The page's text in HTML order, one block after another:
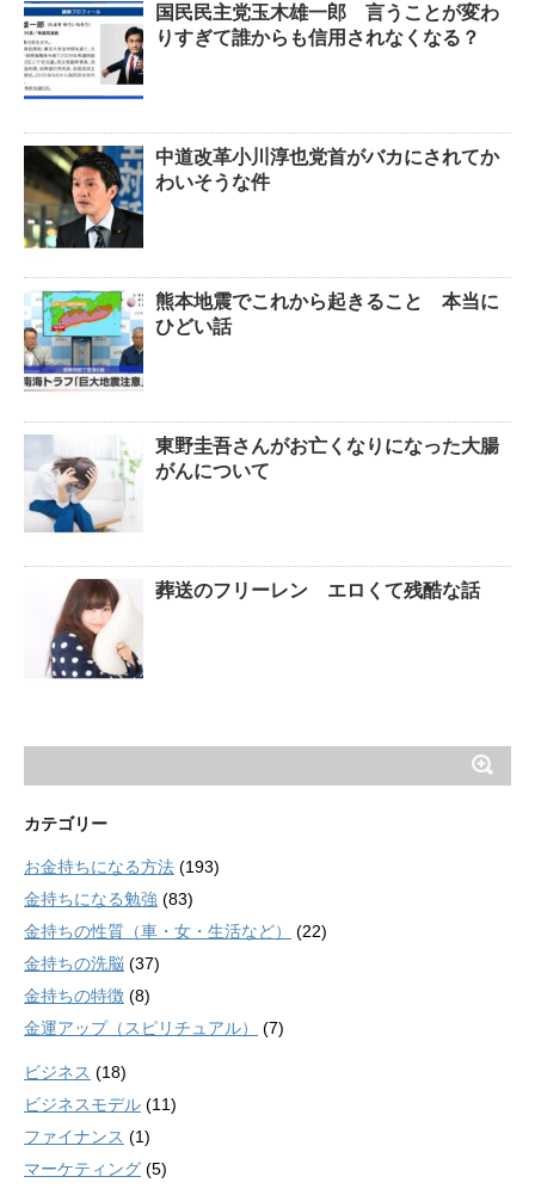
国民民主党玉木雄一郎 言うことが変わ
りすぎて誰からも信用されなくなる？
中道改革小川淳也党首がバカにされてか
わいそうな件
熊本地震でこれから起きること 本当に
ひどい話
東野圭吾さんがお亡くなりになった大腸
がんについて
葬送のフリーレン エロくて残酷な話
カテゴリー
お金持ちになる方法 (193)
金持ちになる勉強 (83)
金持ちの性質（車・女・生活など）
(22)
金持ちの洗脳 (37)
金持ちの特徴 (8)
金運アップ（スピリチュアル）
(7)
ビジネス (18)
ビジネスモデル (11)
ファイナンス (1)
マーケティング (5)